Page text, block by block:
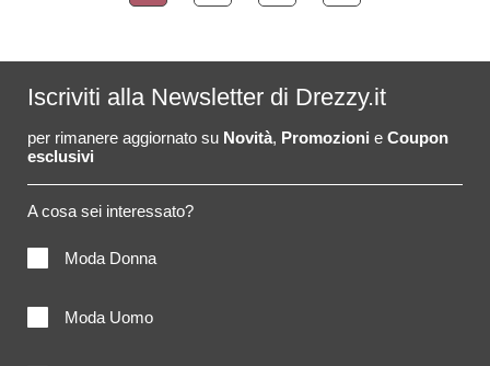
Iscriviti alla Newsletter di Drezzy.it
per rimanere aggiornato su Novità, Promozioni e Coupon
esclusivi
A cosa sei interessato?
Moda Donna
Moda Uomo